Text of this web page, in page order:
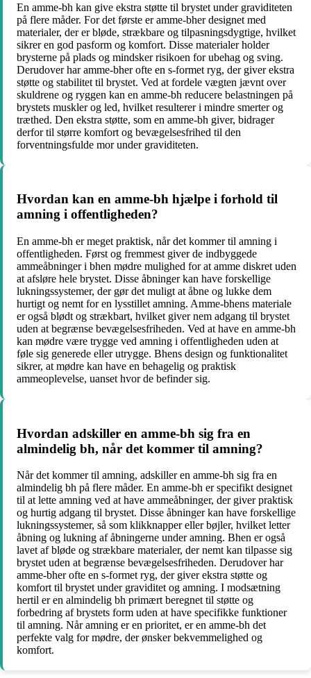
En amme-bh kan give ekstra støtte til brystet under graviditeten
på flere måder. For det første er amme-bher designet med
materialer, der er bløde, strækbare og tilpasningsdygtige, hvilket
sikrer en god pasform og komfort. Disse materialer holder
brysterne på plads og mindsker risikoen for ubehag og sving.
Derudover har amme-bher ofte en s-formet ryg, der giver ekstra
støtte og stabilitet til brystet. Ved at fordele vægten jævnt over
skuldrene og ryggen kan en amme-bh reducere belastningen på
brystets muskler og led, hvilket resulterer i mindre smerter og
træthed. Den ekstra støtte, som en amme-bh giver, bidrager
derfor til større komfort og bevægelsesfrihed til den
forventningsfulde mor under graviditeten.
Hvordan kan en amme-bh hjælpe i forhold til
amning i offentligheden?
En amme-bh er meget praktisk, når det kommer til amning i
offentligheden. Først og fremmest giver de indbyggede
ammeåbninger i bhen mødre mulighed for at amme diskret uden
at afsløre hele brystet. Disse åbninger kan have forskellige
lukningssystemer, der gør det muligt at åbne og lukke dem
hurtigt og nemt for en lysstillet amning. Amme-bhens materiale
er også blødt og strækbart, hvilket giver nem adgang til brystet
uden at begrænse bevægelsesfriheden. Ved at have en amme-bh
kan mødre være trygge ved amning i offentligheden uden at
føle sig generede eller utrygge. Bhens design og funktionalitet
sikrer, at mødre kan have en behagelig og praktisk
ammeoplevelse, uanset hvor de befinder sig.
Hvordan adskiller en amme-bh sig fra en
almindelig bh, når det kommer til amning?
Når det kommer til amning, adskiller en amme-bh sig fra en
almindelig bh på flere måder. En amme-bh er specifikt designet
til at lette amning ved at have ammeåbninger, der giver praktisk
og hurtig adgang til brystet. Disse åbninger kan have forskellige
lukningssystemer, så som klikknapper eller bøjler, hvilket letter
åbning og lukning af åbningerne under amning. Bhen er også
lavet af bløde og strækbare materialer, der nemt kan tilpasse sig
brystet uden at begrænse bevægelsesfriheden. Derudover har
amme-bher ofte en s-formet ryg, der giver ekstra støtte og
komfort til brystet under graviditet og amning. I modsætning
hertil er en almindelig bh primært beregnet til støtte og
forbedring af brystets form uden at have specifikke funktioner
til amning. Når amning er en prioritet, er en amme-bh det
perfekte valg for mødre, der ønsker bekvemmelighed og
komfort.